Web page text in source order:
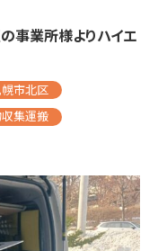
事業所様よりハイエ
市北区
集運搬